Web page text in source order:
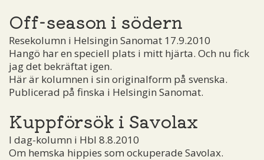
Off-season i södern
Resekolumn i Helsingin Sanomat 17.9.2010
Hangö har en speciell plats i mitt hjärta. Och nu fick
jag det bekräftat igen.
Här är kolumnen i sin originalform på svenska.
Publicerad på finska i Helsingin Sanomat.
Kuppförsök i Savolax
I dag-kolumn i Hbl 8.8.2010
Om hemska hippies som ockuperade Savolax.